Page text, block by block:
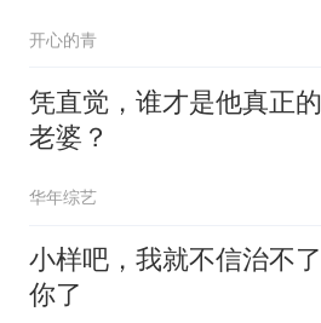
开心的青
凭直觉，谁才是他真正的
老婆？
华年综艺
小样吧，我就不信治不了
你了